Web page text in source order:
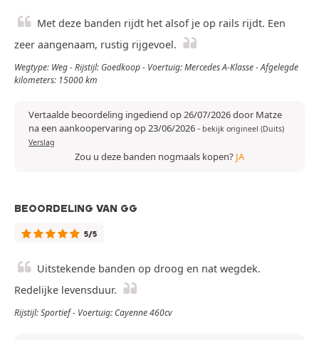
Met deze banden rijdt het alsof je op rails rijdt. Een
zeer aangenaam, rustig rijgevoel.
Wegtype: Weg - Rijstijl: Goedkoop - Voertuig: Mercedes A-Klasse - Afgelegde
kilometers: 15000 km
Vertaalde beoordeling ingediend op 26/07/2026 door Matze
na een aankoopervaring op 23/06/2026- bekijk origineel (Duits)
Verslag
Zou u deze banden nogmaals kopen? JA
BEOORDELING VAN GG
5/5
Uitstekende banden op droog en nat wegdek.
Redelijke levensduur.
Rijstijl: Sportief - Voertuig: Cayenne 460cv